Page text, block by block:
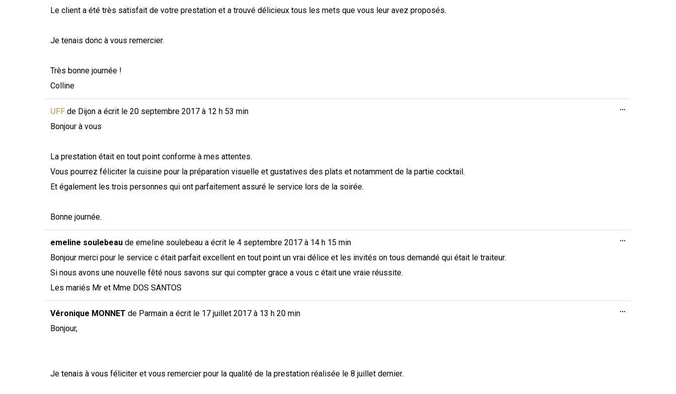
Le client a été très satisfait de votre prestation et a trouvé délicieux tous les mets que vous leur avez proposés.
Je tenais donc à vous remercier.
Très bonne journée !
Colline
UFF de Dijon a écrit le 20 septembre 2017 à 12 h 53 min
Bonjour à vous
La prestation était en tout point conforme à mes attentes.
Vous pourrez féliciter la cuisine pour la préparation visuelle et gustatives des plats et notamment de la partie cocktail.
Et également les trois personnes qui ont parfaitement assuré le service lors de la soirée.
Bonne journée.
...Ouvrir/Fermer
emeline soulebeaude emeline soulebeau a écrit le 4 septembre 2017 à 14 h 15 min
Bonjour merci pour le service c était parfait excellent en tout point un vrai délice et les invités on tous demandé qui était le traiteur.
Si nous avons une nouvelle fêté nous savons sur qui compter grace a vous c était une vraie réussite.
Les mariés Mr et Mme DOS SANTOS
...Ouvrir/Fermer
Véronique MONNETde Parmain a écrit le 17 juillet 2017 à 13 h 20 min
Bonjour,
Je tenais à vous féliciter et vous remercier pour la qualité de la prestation réalisée le 8 juillet dernier.
...Ouvrir/Fermer